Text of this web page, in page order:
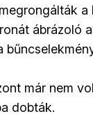
a
ábrázoló
már nem
dobták.